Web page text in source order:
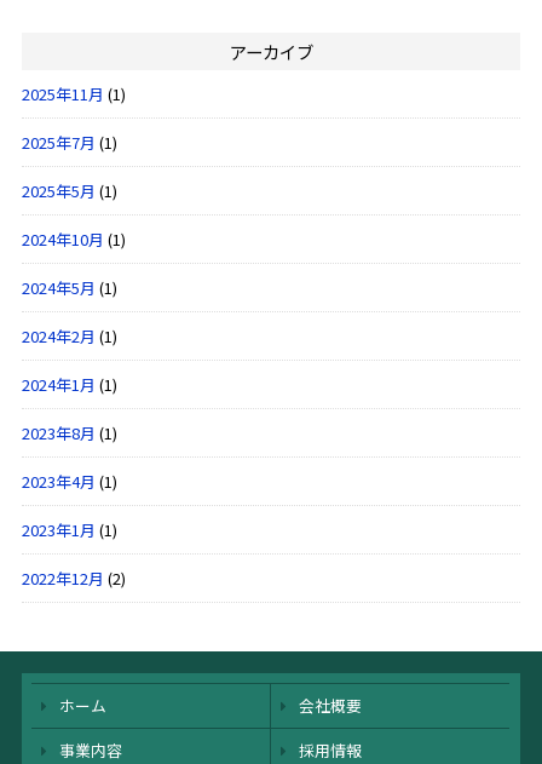
アーカイブ
2025年11月 (1)
2025年7月 (1)
2025年5月 (1)
2024年10月 (1)
2024年5月 (1)
2024年2月 (1)
2024年1月 (1)
2023年8月 (1)
2023年4月 (1)
2023年1月 (1)
2022年12月 (2)
ホーム
会社概要
事業内容
採用情報